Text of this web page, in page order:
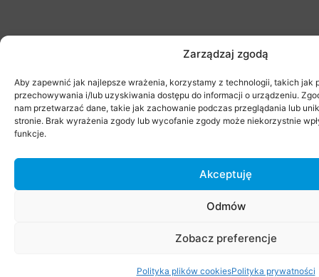
Zarządzaj zgodą
Aby zapewnić jak najlepsze wrażenia, korzystamy z technologii, takich jak
przechowywania i/lub uzyskiwania dostępu do informacji o urządzeniu.
nam przetwarzać dane, takie jak zachowanie podczas przeglądania lub
stronie. Brak wyrażenia zgody lub wycofanie zgody może niekorzystnie
funkcje.
Akceptuję
Odmów
Zobacz preferencje
Polityka plików cookiesPolityka prywatności